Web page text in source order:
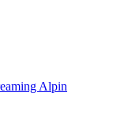
Alpin